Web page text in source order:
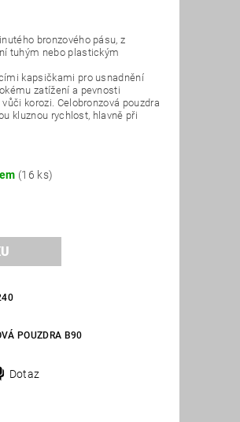
bronzového pásu, z
tuhým nebo plastickým
kapsičkami pro usnadnění
zatížení a pevnosti
korozi. Celobronzová pouzdra
kluznou rychlost, hlavně při
(16 ks)
POUZDRA B90
Dotaz